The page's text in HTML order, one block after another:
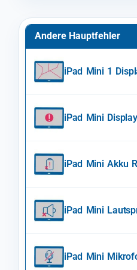
Andere Hauptfehler
iPad Mini 1
iPad Mini
iPad Mini Akku
iPad Mini
iPad Mini